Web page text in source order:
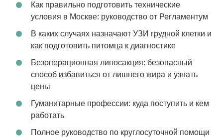
Как правильно подготовить технические
условия в Москве: руководство от Регламентум
В каких случаях назначают УЗИ грудной клетки и
как подготовить питомца к диагностике
Безоперационная липосакция: безопасный
способ избавиться от лишнего жира и узнать
цены
Гуманитарные профессии: куда поступить и кем
работать
Полное руководство по круглосуточной помощи